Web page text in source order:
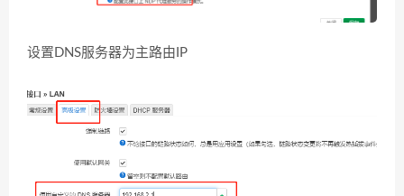
设置DNS服务器为主路由IP